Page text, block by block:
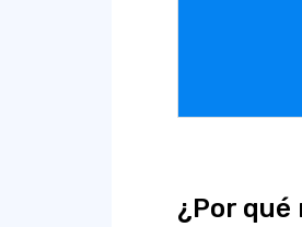
¿Por qué